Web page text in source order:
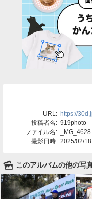
URL: https://
投稿者名: 919photo
ファイル名:
撮影日時: 2025/02/
🌄 このアルバムの他の写